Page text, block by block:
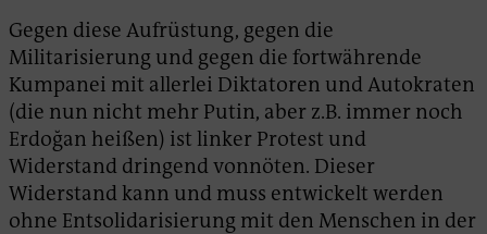
Gegen diese Aufrüstung, gegen die
Militarisierung und gegen die fortwährende
Kumpanei mit allerlei Diktatoren und Autokraten
(die nun nicht mehr Putin, aber z.B. immer noch
Erdoğan heißen) ist linker Protest und
Widerstand dringend vonnöten. Dieser
Widerstand kann und muss entwickelt werden
ohne Entsolidarisierung mit den Menschen in der